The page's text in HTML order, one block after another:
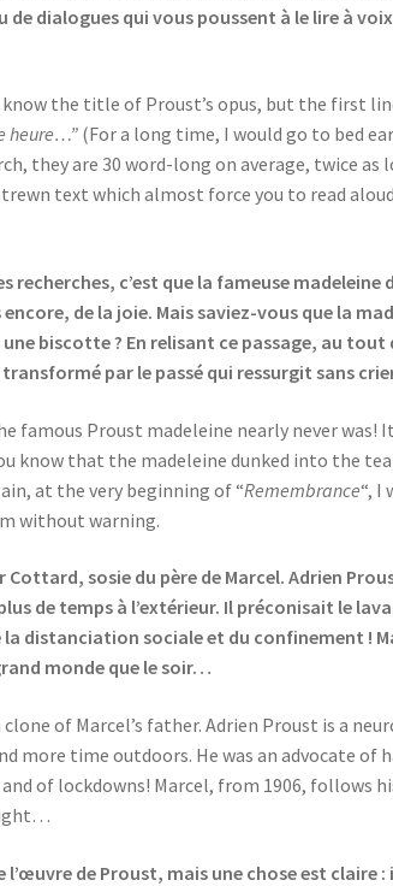
dialogues qui vous poussent à le lire à
the title of Proust’s opus, but the first
heure…” (For a long time, I would go to bed
they are 30 word-long on average, twice
text which almost force you to read
recherches, c’est que la fameuse madeleine
de la joie. Mais saviez-vous que la
biscotte ? En relisant ce passage, au
par le passé qui ressurgit sans
famous Proust madeleine nearly never
know that the madeleine dunked into the
at the very beginning of “Remembrance“, I
without warning.
sosie du père de Marcel. Adrien
de temps à l’extérieur. Il préconisait le
distanciation sociale et du confinement !
monde que le soir…
of Marcel’s father. Adrien Proust is a
more time outdoors. He was an advocate of
of lockdowns! Marcel, from 1906, follows
l’œuvre de Proust, mais une chose est